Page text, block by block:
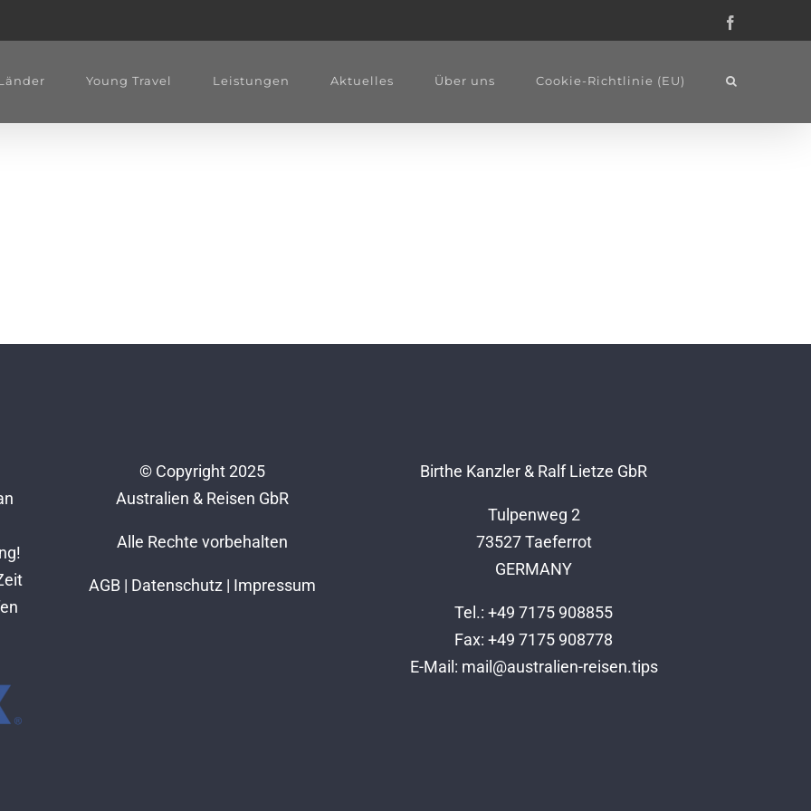
Young Travel Leistungen Aktuelles Über uns Cookie-Richtlinie (EU)
© Copyright 2025
Australien & Reisen GbR
Alle Rechte vorbehalten
AGB | Datenschutz | Impressum
Birthe Kanzler & Ralf Lietze GbR
Tulpenweg 2
73527 Taeferrot
GERMANY
Tel.: +49 7175 908855
Fax: +49 7175 908778
E-Mail: mail@australien-reisen.tips